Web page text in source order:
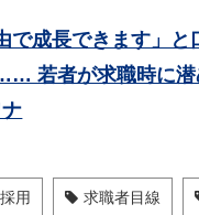
で成長できます」と
若者が求職時に
用 求職者目線